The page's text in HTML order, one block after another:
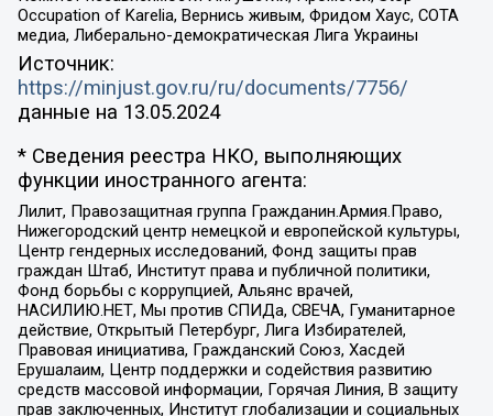
Occupation of Karelia, Вернись живым, Фридом Хаус, СОТА
медиа, Либерально-демократическая Лига Украины
Источник:
https://minjust.gov.ru/ru/documents/7756/
данные на 13.05.2024
* Сведения реестра НКО, выполняющих
функции иностранного агента:
Лилит, Правозащитная группа Гражданин.Армия.Право,
Нижегородский центр немецкой и европейской культуры,
Центр гендерных исследований, Фонд защиты прав
граждан Штаб, Институт права и публичной политики,
Фонд борьбы с коррупцией, Альянс врачей,
НАСИЛИЮ.НЕТ, Мы против СПИДа, СВЕЧА, Гуманитарное
действие, Открытый Петербург, Лига Избирателей,
Правовая инициатива, Гражданский Союз, Хасдей
Ерушалаим, Центр поддержки и содействия развитию
средств массовой информации, Горячая Линия, В защиту
прав заключенных, Институт глобализации и социальных